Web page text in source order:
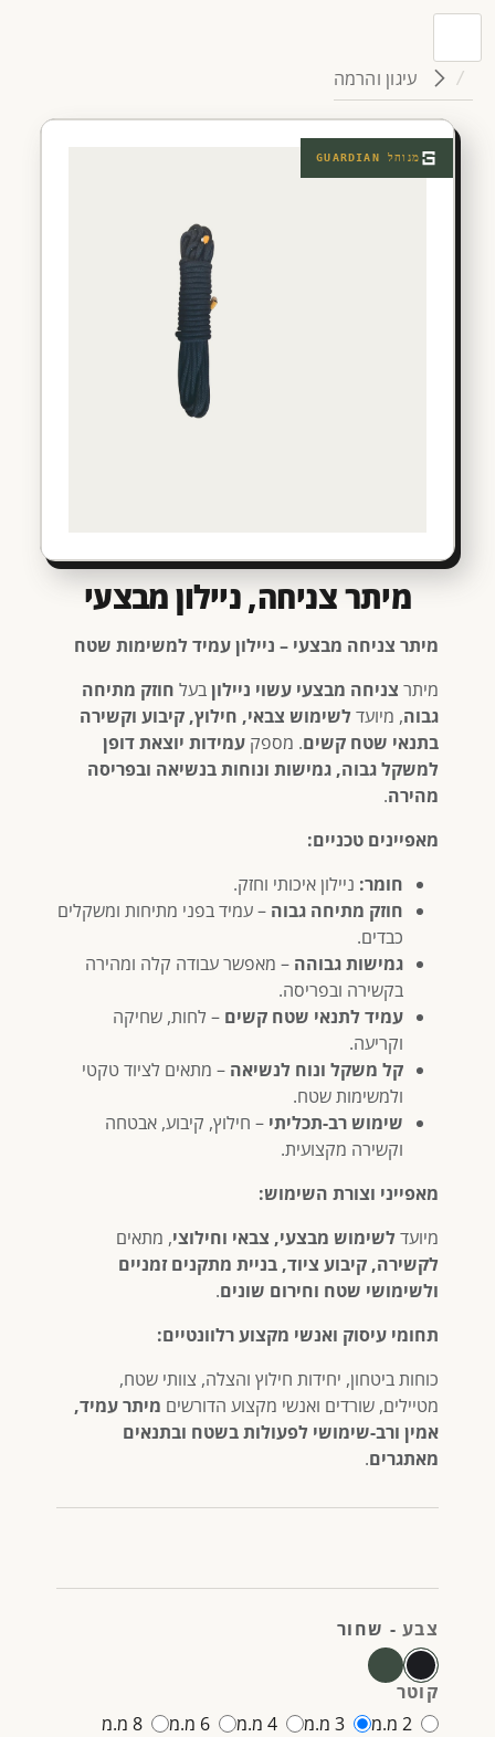
עיגון והרמה
מנוהל GUARDIAN
מיתר צניחה, ניילון מבצעי
מיתר צניחה מבצעי – ניילון עמיד למשימות שטח
מיתר צניחה מבצעי עשוי ניילוןבעל חוזק מתיחה
גבוה, מיועד לשימוש צבאי, חילוץ, קיבוע וקשירה
בתנאי שטח קשים. מספק עמידות יוצאת דופן
למשקל גבוה, גמישות ונוחות בנשיאה ובפריסה
מהירה.
מאפיינים טכניים:
חומר: ניילון איכותי וחזק.
חוזק מתיחה גבוה – עמיד בפני מתיחות ומשקלים
כבדים.
גמישות גבוהה – מאפשר עבודה קלה ומהירה
בקשירה ובפריסה.
עמיד לתנאי שטח קשים – לחות, שחיקה
וקריעה.
קל משקל ונוח לנשיאה – מתאים לציוד טקטי
ולמשימות שטח.
שימוש רב-תכליתי – חילוץ, קיבוע, אבטחה
וקשירה מקצועית.
מאפייני וצורת השימוש:
מיועד לשימוש מבצעי, צבאי וחילוצי, מתאים
לקשירה, קיבוע ציוד, בניית מתקנים זמניים
ולשימושי שטח וחירום שונים.
תחומי עיסוק ואנשי מקצוע רלוונטיים:
כוחות ביטחון, יחידות חילוץ והצלה, צוותי שטח,
מטיילים, שורדים ואנשי מקצוע הדורשים מיתר עמיד,
אמין ורב-שימושי לפעולות בשטח ובתנאים
מאתגרים.
צבע - שחור
קוטר
2 מ.מ
3 מ.מ 4 מ.מ 6 מ.מ
8 מ.מ